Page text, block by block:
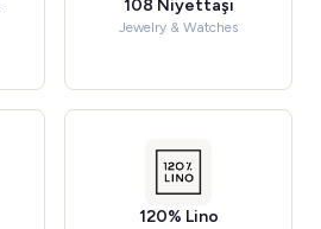
108 Niyettaşı
Jewelry & Watches
120% Lino